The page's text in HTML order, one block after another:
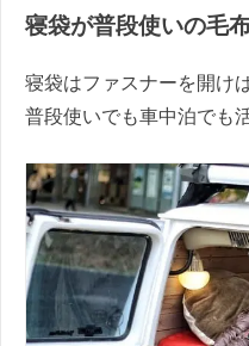
寝袋が普段使いの毛
寝袋はファスナーを開け
普段使いでも車中泊でも